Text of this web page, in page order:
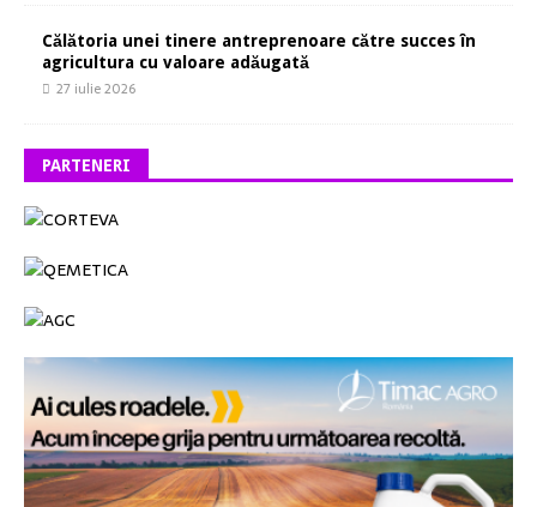
Călătoria unei tinere antreprenoare către succes în
agricultura cu valoare adăugată
27 iulie 2026
PARTENERI